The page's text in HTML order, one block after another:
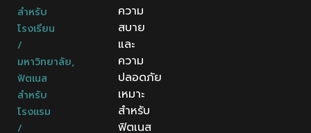
สำหรับ
โรงเรียน
/
มหาวิทยาลัย,
ฟิตเนส
สำหรับ
โรงแรม
/
ความ
สบาย
และ
ความ
ปลอดภัย
เหมาะ
สำหรับ
ฟิตเนส